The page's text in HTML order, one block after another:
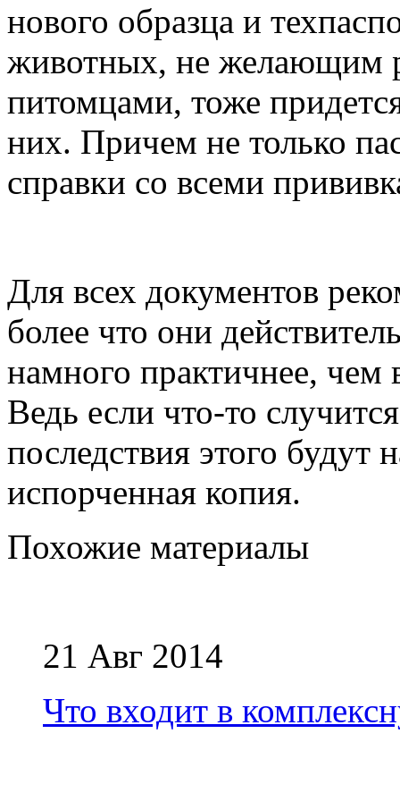
нового образца и
животных, не желающим
питомцами, тоже
них. Причем не только
справки со всеми
Для всех документов
более что они
намного практичнее, чем
Ведь если что-то
последствия этого будут
испорченная копия.
Похожие материалы
21 Авг 2014
Что входит в